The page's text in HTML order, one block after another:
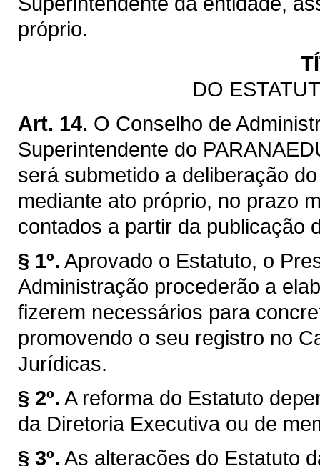
próprio.
DO
Art. 14. O Conselho de
Superintendente do
será submetido a deliberação
mediante ato próprio, no prazo
contados a partir da publicação
§ 1º. Aprovado o Estatuto, o
Administração procederão a
fizerem necessários para
promovendo o seu registro no
Jurídicas.
§ 2º. A reforma do Estatuto
da Diretoria Executiva ou de
§ 3º. As alterações do Estatuto